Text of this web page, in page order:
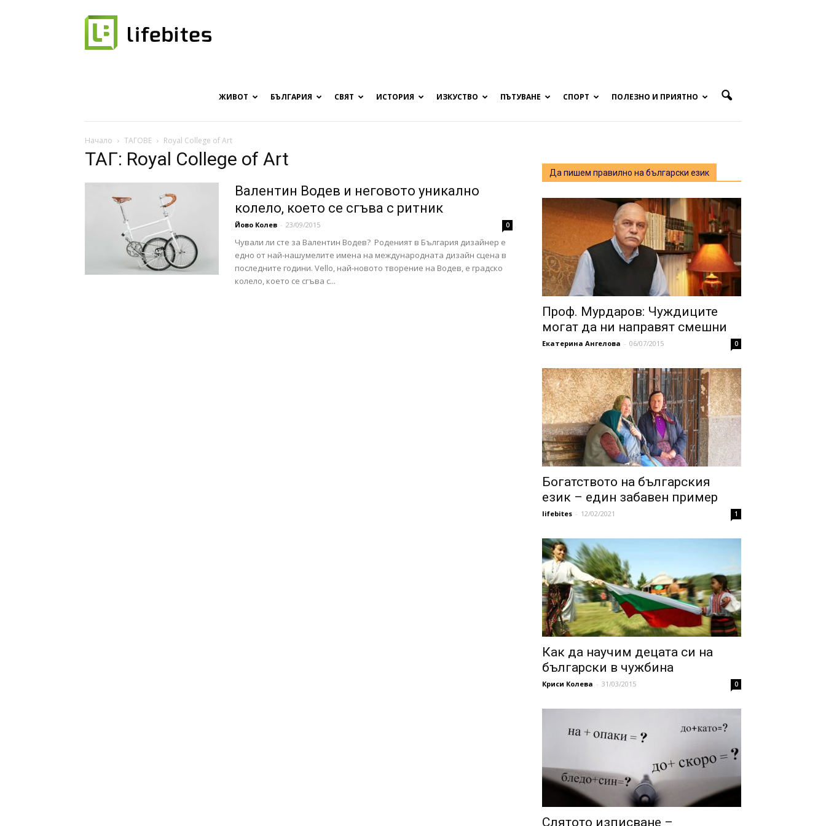
списание
за
ЖИВОТ БЪЛГАРИЯ СВЯТ ИСТОРИЯ ИЗКУСТВО ПЪТУВАНЕ СПОРТ ПОЛЕЗНО И ПРИЯТНО
Начало ТАГОВЕ Royal College of Art
ТАГ: Royal College of Art
Валентин Водев и неговото уникално
колело, което се сгъва с ритник
Йово Колев - 23/09/2015 0
Чували ли сте за Валентин Водев? Роденият в България дизайнер е
едно от най-нашумелите имена на международната дизайн сцена в
последните години. Vello, най-новото творение на Водев, е градско
колело, което се сгъва с...
Да пишем правилно на български език
Проф. Мурдаров: Чуждиците
могат да ни направят смешни
Екатерина Ангелова - 06/07/2015 0
Богатството на българския
език – един забавен пример
lifebites - 12/02/2021 1
Как да научим децата си на
български в чужбина
Криси Колева - 31/03/2015 0
Слятото изписване –